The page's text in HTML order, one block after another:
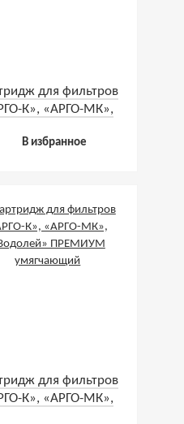
для фильтров
К», «АРГО-МК»,
цеолитовый
В избранное
для фильтров
К», «АРГО-МК»,